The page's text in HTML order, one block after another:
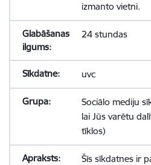
izmanto vietni.
24 stundas
uvc
Sociālo mediju
lai Jūs varētu
tīklos)
Šīs sīkdatnes ir